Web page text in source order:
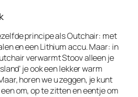
principe als Outchair: met
en een Lithium accu. Maar: in
verwarmt Stoov alleen je
je ook een lekker warm
horen we u zeggen, je kunt
om, op te zitten en eentje om